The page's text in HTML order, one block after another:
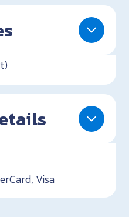
Visa